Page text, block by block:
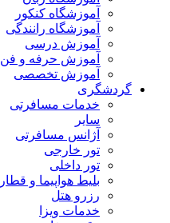
آموزشگاه کنکور
آموزشگاه رانندگی
آموزش درسی
آموزش حرفه و فن
آموزش تخصصی
گردشگری
خدمات مسافرتی
سایر
آژانس مسافرتی
تور خارجی
تور داخلی
بلیط هواپیما و قطار
رزرو هتل
خدمات ویزا